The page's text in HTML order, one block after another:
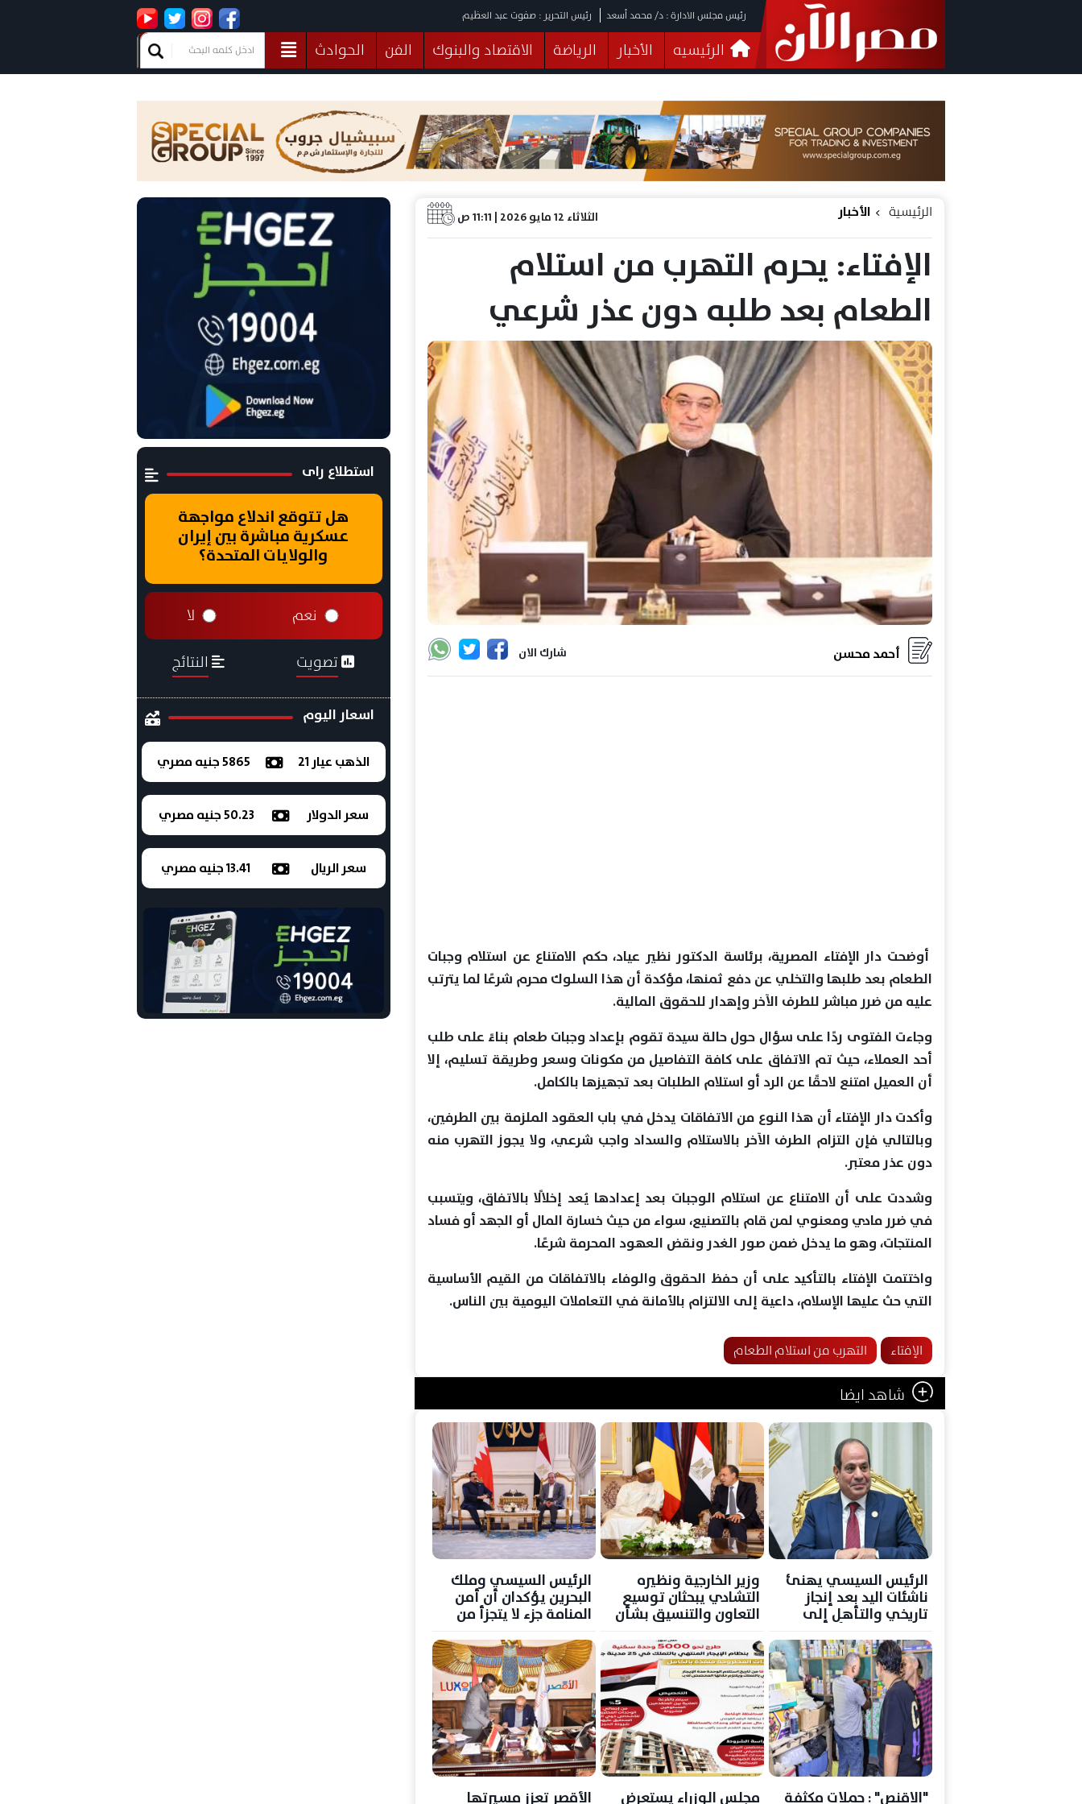
رئيس مجلس الادارة : د/ محمد أسعد رئيس التحرير : صفوت عبد العظيم
الرئيسيه الأخبار الرياضة الاقتصاد والبنوك الفن
الحوادث
فيديوهات
البرلمان صحة الثقافة خدمات منوعات
الثلاثاء 12 مايو 2026 | 11:11 ص الرئيسية الأخبار
الإفتاء: يحرم التهرب من استلام
الطعام بعد طلبه دون عذر شرعي
شارك الان أحمد محسن
أوضحت دار الإفتاء المصرية، برئاسة الدكتور نظير عياد، حكم الامتناع عن استلام وجبات
الطعام بعد طلبها والتخلي عن دفع ثمنها، مؤكدة أن هذا السلوك محرم شرعًا لما يترتب
عليه من ضرر مباشر للطرف الآخر وإهدار للحقوق المالية.
وجاءت الفتوى ردًا على سؤال حول حالة سيدة تقوم بإعداد وجبات طعام بناءً على طلب
أحد العملاء، حيث تم الاتفاق على كافة التفاصيل من مكونات وسعر وطريقة تسليم، إلا
أن العميل امتنع لاحقًا عن الرد أو استلام الطلبات بعد تجهيزها بالكامل.
وأكدت دار الإفتاء أن هذا النوع من الاتفاقات يدخل في باب العقود الملزمة بين الطرفين،
وبالتالي فإن التزام الطرف الآخر بالاستلام والسداد واجب شرعي، ولا يجوز التهرب منه
دون عذر معتبر.
وشددت على أن الامتناع عن استلام الوجبات بعد إعدادها يُعد إخلالًا بالاتفاق، ويتسبب
في ضرر مادي ومعنوي لمن قام بالتصنيع، سواء من حيث خسارة المال أو الجهد أو فساد
المنتجات، وهو ما يدخل ضمن صور الغدر ونقض العهود المحرمة شرعًا.
واختتمت الإفتاء بالتأكيد على أن حفظ الحقوق والوفاء بالاتفاقات من القيم الأساسية
التي حث عليها الإسلام، داعية إلى الالتزام بالأمانة في التعاملات اليومية بين الناس.
الإفتاء التهرب من استلام الطعام
شاهد ايضا
الرئيس السيسي يهنئ
ناشئات اليد بعد إنجاز
تاريخي والتأهل إلى
وزير الخارجية ونظيره
التشادي يبحثان توسيع
التعاون والتنسيق بشأن
الرئيس السيسي وملك
البحرين يؤكدان أن أمن
المنامة جزء لا يتجزأ من
"الاقنص" : حملات مكثفة مجلس الوزراء يستعرض الأقصر تعزز مسيرتها
استطلاع راى
هل تتوقع اندلاع مواجهة
عسكرية مباشرة بين إيران
والولايات المتحدة؟
نعم لا
تصويت النتائج
اسعار اليوم
الذهب عيار 21 5865 جنيه مصري
سعر الدولار 50.23 جنيه مصري
سعر الريال 13.41 جنيه مصري